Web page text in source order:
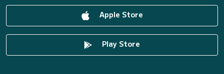
Apple Store
Play Store